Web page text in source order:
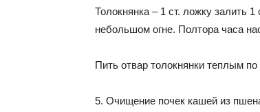
Толокнянка – 1 ст. ложку залить
небольшом огне. Полтора часа
Пить отвар толокнянки теплым
5. Очищение почек кашей из